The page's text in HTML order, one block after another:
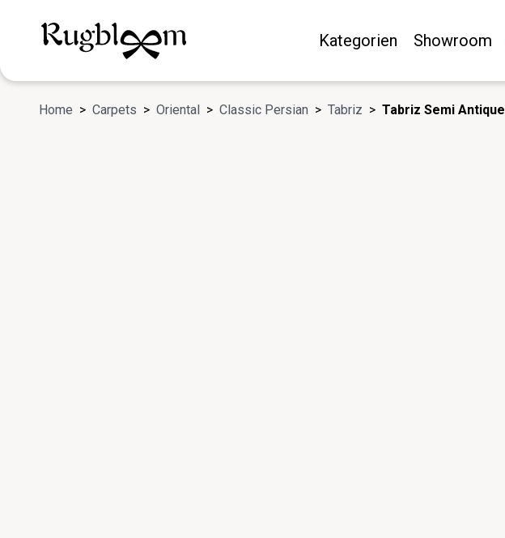
Kategorien Showroom
Home > Carpets > Oriental > Classic Persian > Tabriz > Tabriz Semi Antique